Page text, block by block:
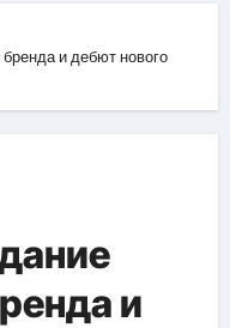
и дебют нового
и